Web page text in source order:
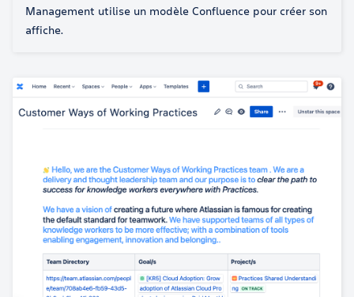
Management utilise un modèle Confluence pour créer son
affiche.